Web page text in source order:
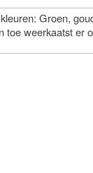
Groen,
toe weerkaatst er